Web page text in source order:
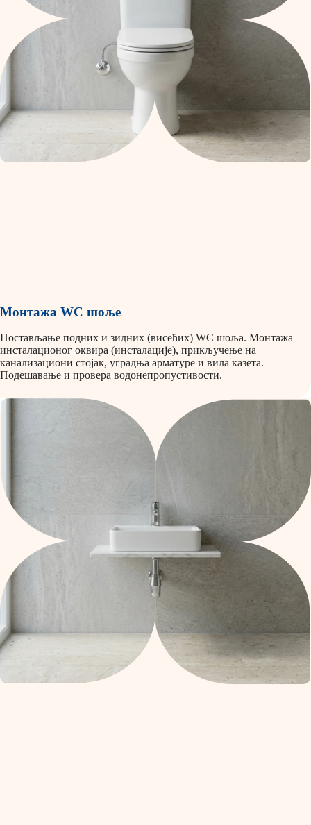
Монтажа WC шоље
Постављање подних и зидних (висећих) WC шоља. Монтажа
инсталационог оквира (инсталације), прикључење на
канализациони стојак, уградња арматуре и вила казета.
Подешавање и провера водонепропустивости.